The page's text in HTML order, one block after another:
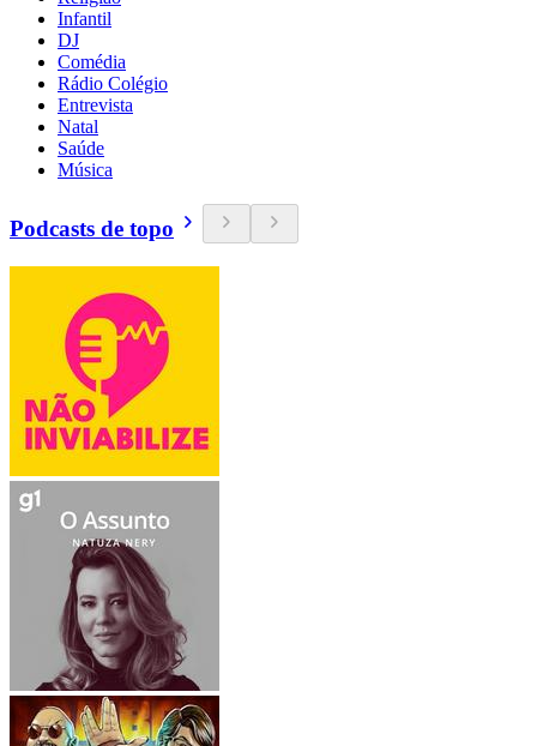
Infantil
DJ
Comédia
Rádio Colégio
Entrevista
Natal
Saúde
Música
Podcasts de topo